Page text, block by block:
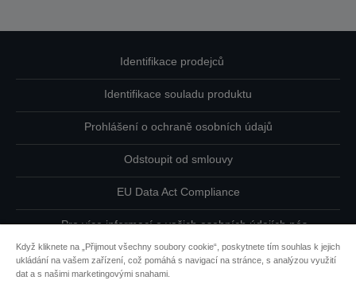
Identifikace prodejců
Identifikace souladu produktu
Prohlášení o ochraně osobních údajů
Odstoupit od smlouvy
EU Data Act Compliance
Pro více informací o vašich osobních údajích nás
Informace o souborech cookie
Když kliknete na „Přijmout všechny soubory cookie“, poskytnete tím souhlas k jejich
ukládání na vašem zařízení, což pomáhá s navigací na stránce, s analýzou využití
dat a s našimi marketingovými snahami.